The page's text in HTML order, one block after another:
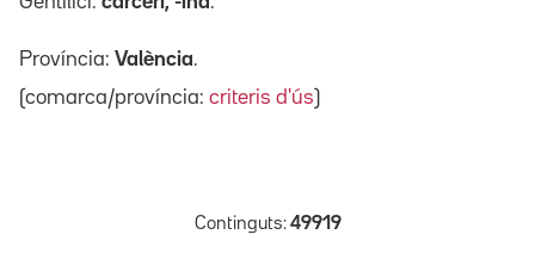
Província: València.
(comarca/província: criteris d'ús)
Continguts: 49919